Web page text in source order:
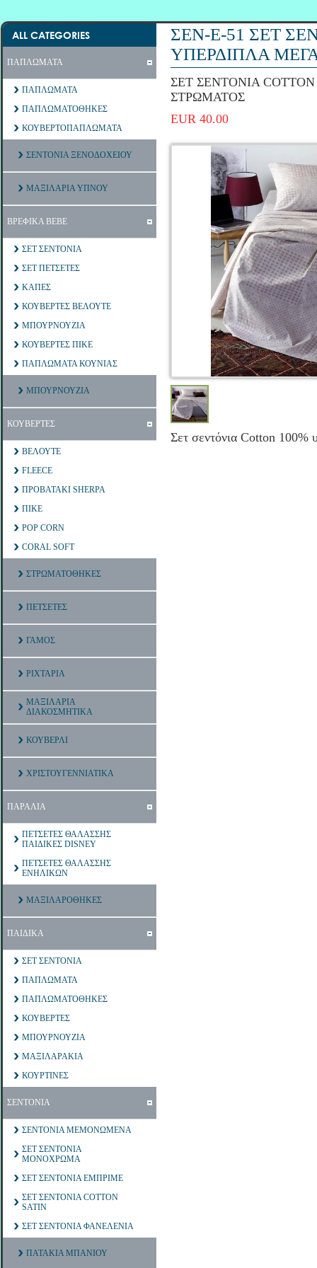
ALL CATEGORIES
ΠΑΠΛΩΜΑΤΑ
ΠΑΠΛΩΜΑΤΑ
ΠΑΠΛΩΜΑΤΟΘΗΚΕΣ
ΚΟΥΒΕΡΤΟΠΑΠΛΩΜΑΤΑ
ΣΕΝΤΟΝΙΑ ΞΕΝΟΔΟΧΕΙΟΥ
ΜΑΞΙΛΑΡΙΑ ΥΠΝΟΥ
ΒΡΕΦΙΚΑ ΒΕΒΕ
ΣΕΤ ΣΕΝΤΟΝΙΑ
ΣΕΤ ΠΕΤΣΕΤΕΣ
ΚΑΠΕΣ
ΚΟΥΒΕΡΤΕΣ ΒΕΛΟΥΤΕ
ΜΠΟΥΡΝΟΥΖΙΑ
ΚΟΥΒΕΡΤΕΣ ΠΙΚΕ
ΠΑΠΛΩΜΑΤΑ ΚΟΥΝΙΑΣ
ΜΠΟΥΡΝΟΥΖΙΑ
ΚΟΥΒΕΡΤΕΣ
ΒΕΛΟΥΤΕ
FLEECE
ΠΡΟΒΑΤΑΚΙ SHERPA
ΠΙΚΕ
POP CORN
CORAL SOFT
ΣΤΡΩΜΑΤΟΘΗΚΕΣ
ΠΕΤΣΕΤΕΣ
ΓΑΜΟΣ
ΡΙΧΤΑΡΙΑ
ΜΑΞΙΛΑΡΙΑ
ΔΙΑΚΟΣΜΗΤΙΚΑ
ΚΟΥΒΕΡΛΙ
ΧΡΙΣΤΟΥΓΕΝΝΙΑΤΙΚΑ
ΠΑΡΑΛΙΑ
ΠΕΤΣΕΤΕΣ ΘΑΛΑΣΣΗΣ
ΠΑΙΔΙΚΕΣ DISNEY
ΠΕΤΣΕΤΕΣ ΘΑΛΑΣΣΗΣ
ΕΝΗΛΙΚΩΝ
ΜΑΞΙΛΑΡΟΘΗΚΕΣ
ΠΑΙΔΙΚΑ
ΣΕΤ ΣΕΝΤΟΝΙΑ
ΠΑΠΛΩΜΑΤΑ
ΠΑΠΛΩΜΑΤΟΘΗΚΕΣ
ΚΟΥΒΕΡΤΕΣ
ΜΠΟΥΡΝΟΥΖΙΑ
ΜΑΞΙΛΑΡΑΚΙΑ
ΚΟΥΡΤΙΝΕΣ
ΣΕΝΤΟΝΙΑ
ΣΕΝΤΟΝΙΑ ΜΕΜΟΝΩΜΕΝΑ
ΣΕΤ ΣΕΝΤΟΝΙΑ
ΜΟΝΟΧΡΩΜΑ
ΣΕΤ ΣΕΝΤΟΝΙΑ ΕΜΠΡΙΜΕ
ΣΕΤ ΣΕΝΤΟΝΙΑ COTTON
SATIN
ΣΕΤ ΣΕΝΤΟΝΙΑ ΦΑΝΕΛΕΝΙΑ
ΠΑΤΑΚΙΑ ΜΠΑΝΙΟΥ
ΣΕΝ-Ε-51 ΣΕΤ
ΥΠΕΡΔΙΠΛΑ
ΣΕΤ ΣΕΝΤΟΝΙΑ
ΣΤΡΩΜΑΤΟΣ
EUR 40.00
Σετ σεντόνια Cotton 100%